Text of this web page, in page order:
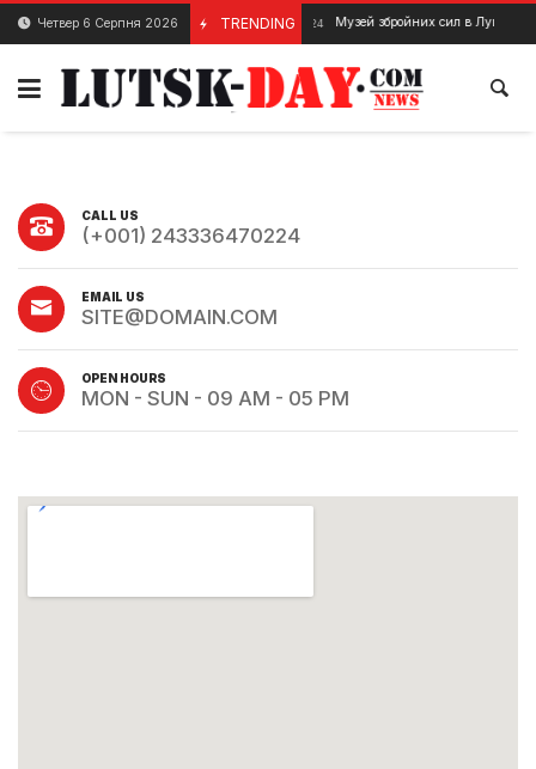
Четвер 6 Серпня 2026 TRENDING
4 Вересня, 2024 Музей збройних сил в Луцьку.
CALL US
(+001) 243336470224
EMAIL US
SITE@DOMAIN.COM
OPEN HOURS
MON - SUN - 09 AM - 05 PM